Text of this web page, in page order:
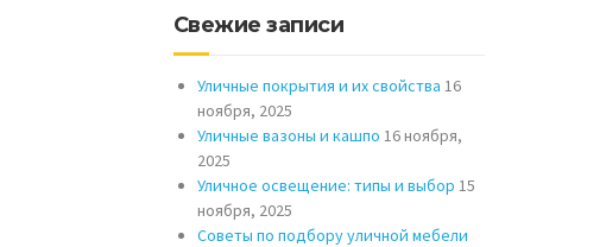
Свежие записи
Уличные покрытия и их свойства 16
ноября, 2025
Уличные вазоны и кашпо 16 ноября,
2025
Уличное освещение: типы и выбор 15
ноября, 2025
Советы по подбору уличной мебели